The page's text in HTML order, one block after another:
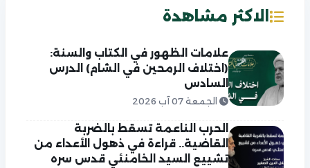
الاكثر مشاهدة
علامات الظهور في الكتاب والسنة:
(اختلاف الرمحين في الشام) الدرس
السادس
الجمعة 07 آب 2026
الحرب الناعمة تسقط بالضربة
القاضية.. قراءة في ذهول الأعداء من
تشييع السيد الخامنئي قدس سره